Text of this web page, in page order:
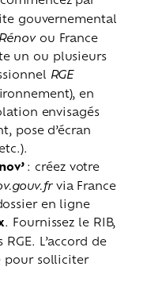
gouvernemental
ou France
un ou plusieurs
RGE
en
envisagés
pose d’écran
: créez votre
via France
en ligne
. Fournissez le RIB,
L’accord de
pour solliciter